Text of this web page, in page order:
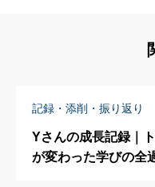
記録・添削・振り返り
Yさんの成長記録｜
が変わった学びの全